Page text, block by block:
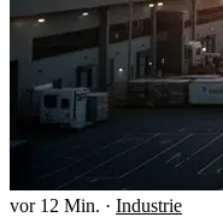
vor 12 Min. · Industrie